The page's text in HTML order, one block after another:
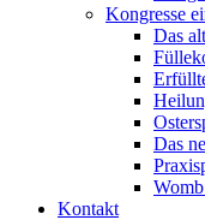
Kongresse
Das
Das
Kontakt